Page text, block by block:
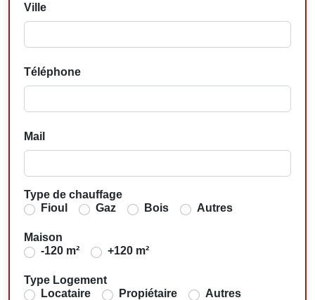
Ville
Téléphone
Mail
Type de chauffage
Fioul
Gaz Bois Autres
Maison
-120 m²
+120 m²
Type Logement
Locataire
Propiétaire Autres